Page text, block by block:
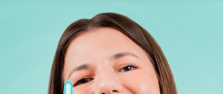
Benutzerkonto
Meine Geräte
FAQ™ Pure Beauty-Tech Elixir
BREAKING NEWS
Deutsch
Español
Français
Italiano
Português